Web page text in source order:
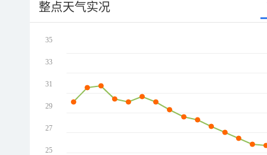
整点天气实况
35
33
31
29
27
25